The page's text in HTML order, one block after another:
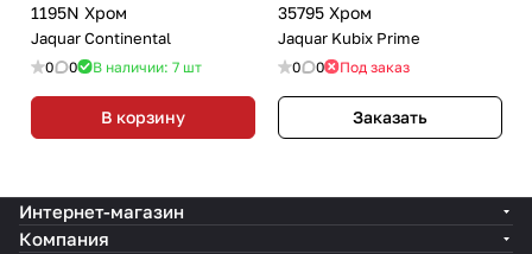
1195N Хром
Jaquar Continental
0 0 В наличии: 7 шт
В корзину
35795 Хром
Jaquar Kubix Prime
0 0 Под заказ
Заказать
Интернет-магазин
Компания